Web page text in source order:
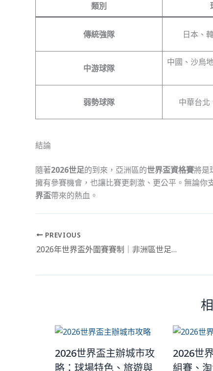
類別
傳統強隊 日本、
中游球隊
中國、沙烏
弱勢球隊 中華台北
結論
隨著2026世足的到來，亞洲區的世界盃資格賽將是
擁有參賽機會，也讓比賽更刺激、更公平。無論你
界盃帶來的熱血。
PREVIOUS
2026年世界盃外圍賽賽制｜非洲區世足賽制完整解析
2026世界盃主辦城市攻
略：球場特色、旅遊與
2026世
組賽、